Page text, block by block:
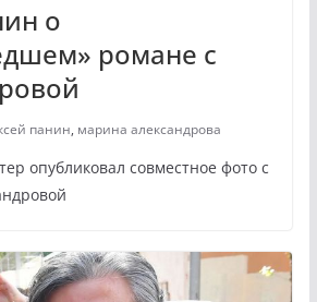
о
романе с
панин, марина александрова
опубликовал совместное фото с